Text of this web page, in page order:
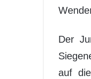
Der
auf